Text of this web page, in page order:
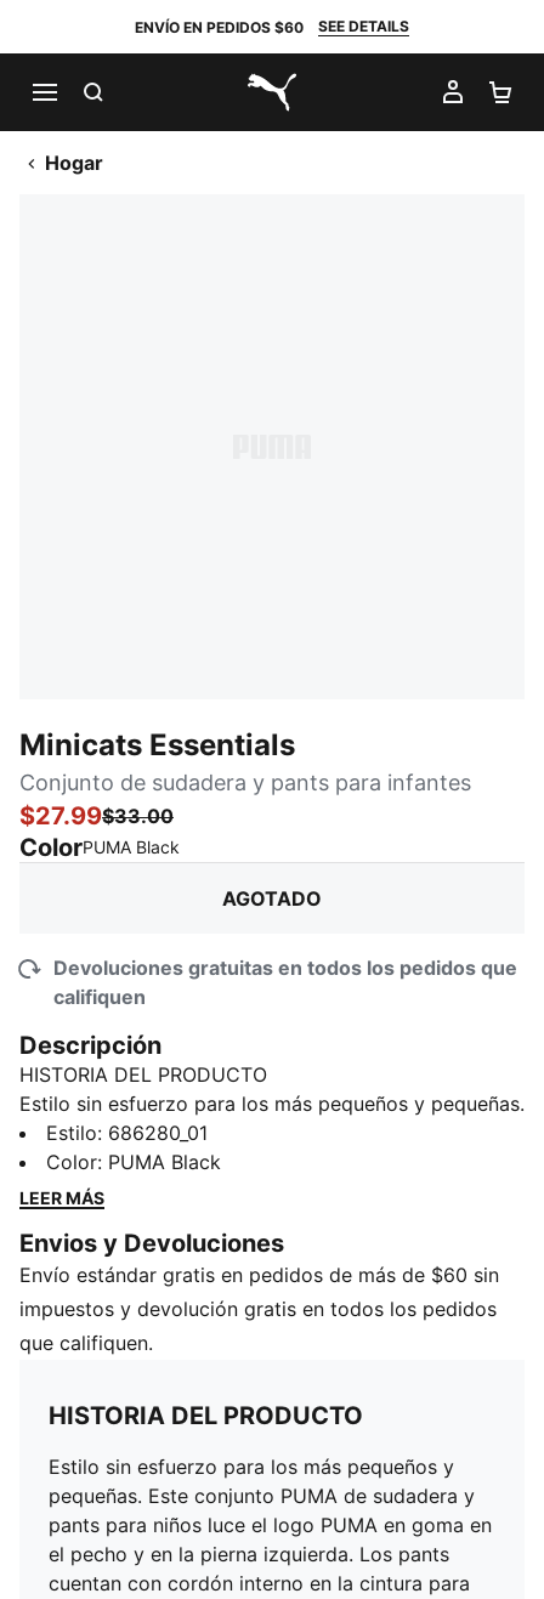
ENVÍO EN PEDIDOS $60 SEE DETAILS
PUMA.com
MI
Hogar
Minicats Essentials
Conjunto de sudadera y pants para infantes
$27.99$33.00
ColorPUMA Black
AGOTADO
Devoluciones gratuitas en todos los pedidos que
califiquen
Descripción
HISTORIA DEL PRODUCTO
Estilo sin esfuerzo para los más pequeños y pequeñas.
Este conjunto PUMA de sudadera y pants para niños
luce el logo PUMA en goma en el pecho y en la pierna
izquierda. Los pants cuentan con cordón interno en la
esos días relajados, el conjunto es perfecto para
cualquier aventura.
CARACTERÍSTICAS Y BENEFICIOS
Producto fabricado con al menos un 50% de
Corte regular
Sudadera de manga larga
Cintura con cordón externo
Tejido frisado
Detalles de la marca PUMA
Estilo: 686280_01
Color: PUMA Black
LEER MÁS
Envios y Devoluciones
Envío estándar gratis en pedidos de más de $60 sin
impuestos y devolución gratis en todos los pedidos
que califiquen.
HISTORIA DEL PRODUCTO
Estilo sin esfuerzo para los más pequeños y
pequeñas. Este conjunto PUMA de sudadera y
pants para niños luce el logo PUMA en goma en
el pecho y en la pierna izquierda. Los pants
cuentan con cordón interno en la cintura para